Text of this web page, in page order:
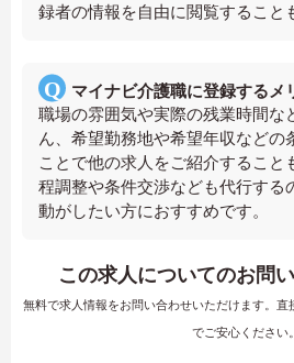
録者の情報を自由に閲覧すること
マイナビ介護職に登録するメ
職場の雰囲気や実際の残業時間な
ん、希望勤務地や希望年収などの
ことで他の求人をご紹介すること
程調整や条件交渉なども代行する
動がしたい方におすすめです。
この求人についてのお問
無料で求人情報をお問い合わせいただけます。
でご安心ください。